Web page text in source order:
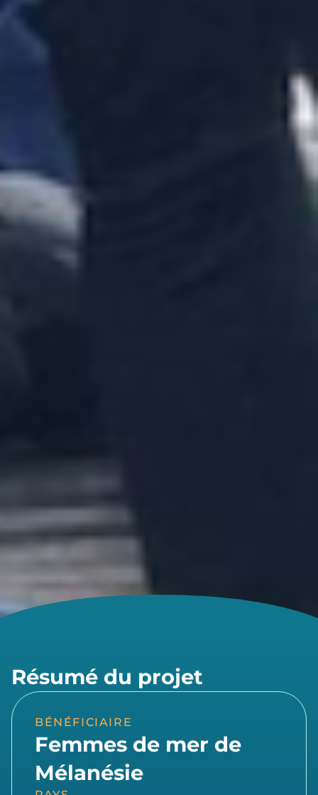
Résumé du projet
BÉNÉFICIAIRE
Femmes de mer de
Mélanésie